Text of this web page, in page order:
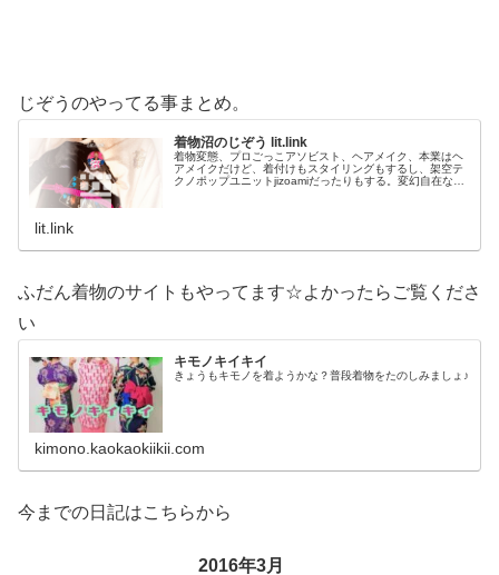
じぞうのやってる事まとめ。
着物沼のじぞう lit.link
着物変態、プロごっこアソビスト、ヘアメイク、本業はヘ
アメイクだけど、着付けもスタイリングもするし、架空テ
クノポップユニットjizoamiだったりもする。変幻自在なた
lit.link
ふだん着物のサイトもやってます☆よかったらご覧くださ
い
キモノキイキイ
きょうもキモノを着ようかな？普段着物をたのしみましょ♪
kimono.kaokaokiikii.com
今までの日記はこちらから
2016年3月